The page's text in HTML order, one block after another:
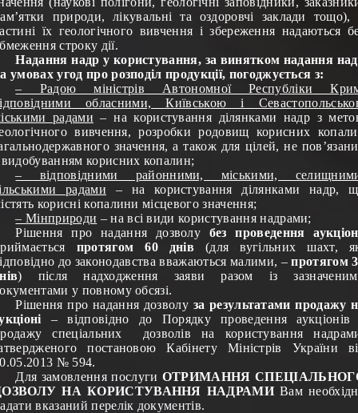
природи, лікувальні та оздоровчі заклади тощо),
їх геологічного вивчення і збереження надаються
строку дії.
Надання надр у користування, за винятком надання
умовах угод про розподіл продукції, погоджується з:
– Радою міністрів Автономної Республіки
обласними, Київською і
радами – на користування ділянками надр з
вивчення, розробки родовищ корисних
значення, а також для цілей, не
видобуванням корисних копалин;
– відповідними районними, міськими,
радами – на користування ділянками надр,
корисні копалини місцевого значення;
– Мінприроди – на всі види користування надрами;
Рішення про надання дозволу без проведення
протягом 60 днів (для вугільних шахт,
до законодавства вважаються малими, –протягом
) після надходження заяви разом із
у повному обсязі.
Рішення про надання дозволу за результатами продажу
– відповідно до Порядку проведення аукціонів
спеціальних дозволів на користування
постановою Кабінету Міністрів України
№ 594.
Для замовлення послуги ОТРИМАННЯ
НА КОРИСТУВАННЯ НАДРАМИВам
вказаний перелік документів.